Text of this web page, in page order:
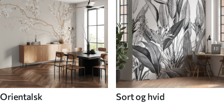
Orientalsk Sort og hvid